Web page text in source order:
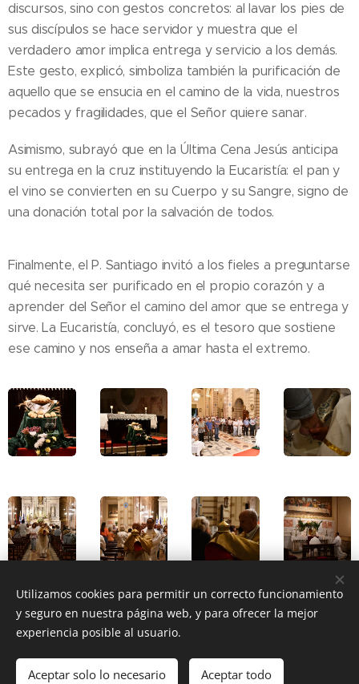
discursos, sino con gestos concretos: al lavar los pies de
sus discípulos se hace servidor y muestra que el
verdadero amor implica entrega y servicio a los demás.
Este gesto, explicó, simboliza también la purificación de
aquello que se ensucia en el camino de la vida, nuestros
pecados y fragilidades, que el Señor quiere sanar.
Asimismo, subrayó que en la Última Cena Jesús anticipa
su entrega en la cruz instituyendo la Eucaristía: el pan y
el vino se convierten en su Cuerpo y su Sangre, signo de
una donación total por la salvación de todos.
Finalmente, el P. Santiago invitó a los fieles a preguntarse
qué necesita ser purificado en el propio corazón y a
aprender del Señor el camino del amor que se entrega y
sirve. La Eucaristía, concluyó, es el tesoro que sostiene
ese camino y nos enseña a amar hasta el extremo.
Share
Utilizamos cookies para permitir un correcto funcionamiento
y seguro en nuestra página web, y para ofrecer la mejor
experiencia posible al usuario.
Aceptar solo lo necesario Aceptar todo